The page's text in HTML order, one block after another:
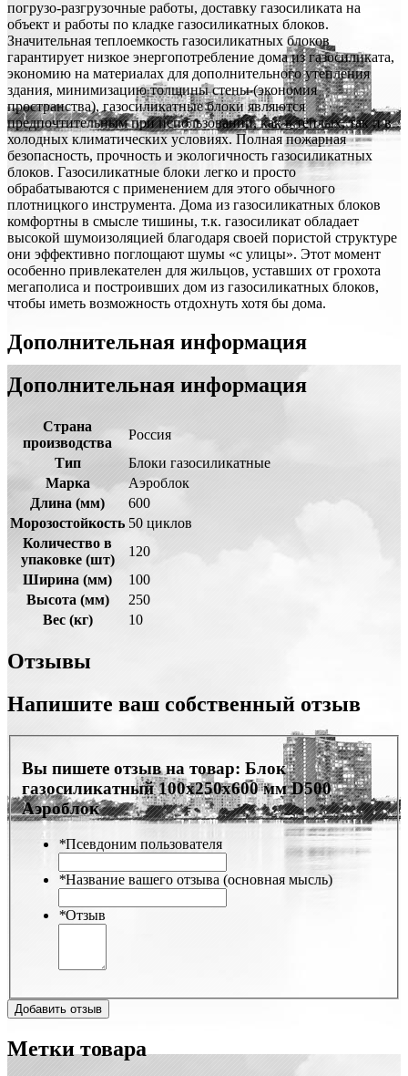
погрузо-разгрузочные работы, доставку газосиликата на
объект и работы по кладке газосиликатных блоков.
Значительная теплоемкость газосиликатных блоков
гарантирует низкое энергопотребление дома из газосиликата,
экономию на материалах для дополнительного утепления
здания, минимизацию толщины стены (экономия
пространства), газосиликатные блоки являются
предпочтительным при использовании, как в тёплых, так и в
холодных климатических условиях. Полная пожарная
безопасность, прочность и экологичность газосиликатных
блоков. Газосиликатные блоки легко и просто
обрабатываются с применением для этого обычного
плотницкого инструмента. Дома из газосиликатных блоков
комфортны в смысле тишины, т.к. газосиликат обладает
высокой шумоизоляцией благодаря своей пористой структуре
они эффективно поглощают шумы «с улицы». Этот момент
особенно привлекателен для жильцов, уставших от грохота
мегаполиса и построивших дом из газосиликатных блоков,
чтобы иметь возможность отдохнуть хотя бы дома.
Дополнительная информация
Дополнительная информация
Страна
производства
Россия
Тип
Блоки газосиликатные
Марка
Аэроблок
Длина (мм)
600
Морозостойкость 50 циклов
Количество в
упаковке (шт)
120
Ширина (мм)
100
Высота (мм)
250
Вес (кг)
10
Отзывы
Напишите ваш собственный отзыв
Вы пишете отзыв на товар: Блок
газосиликатный 100х250х600 мм D500
Аэроблок
*Псевдоним пользователя
*Название вашего отзыва (основная мысль)
*Отзыв
Добавить отзыв
Метки товара